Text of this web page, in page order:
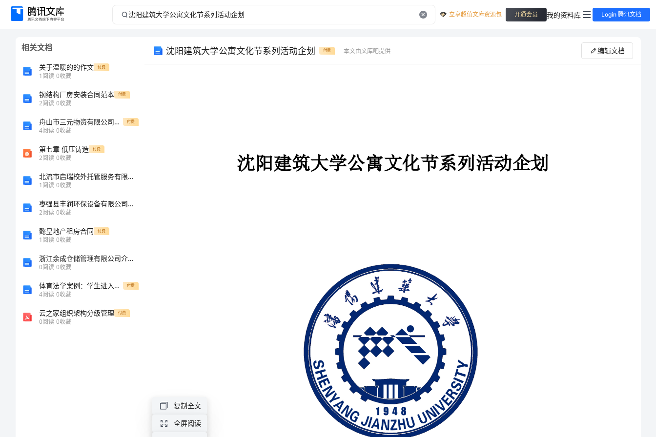
沈
立享超值文库资源包 开通会员 我的资料库 Login 腾讯文档
相关文档
关于温暖的的作文 付费
1阅读 0收藏
钢结构厂房安装合同范本 付费
2阅读 0收藏
舟山市三元物资有限公司介绍企业发展分析报告 付费
4阅读 0收藏
第七章 低压铸造 付费
2阅读 0收藏
北流市启瑞校外托管服务有限公司介绍企业发展分析报告
1阅读 0收藏
枣强县丰润环保设备有限公司介绍企业发展分析报告
2阅读 0收藏
懿皇地产租房合同 付费
1阅读 0收藏
浙江余成仓储管理有限公司介绍企业发展分析报告
0阅读 0收藏
体育法学案例：学生进入铅球投掷区致伤案 付费
4阅读 0收藏
云之家组织架构分级管理 付费
0阅读 0收藏
沈阳建筑大学公寓文化节系列活动企划 付费 本文由文库吧提供 编辑文档
复制全文
全屏阅读